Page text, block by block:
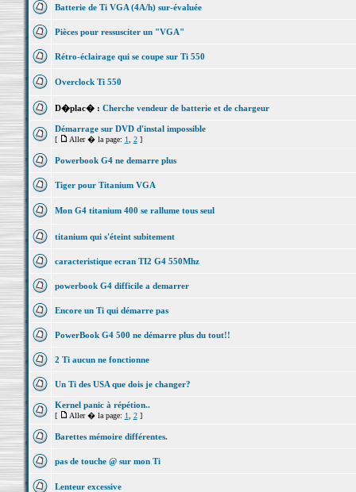
Batterie de Ti VGA (4A/h) sur-évaluée
Pièces pour ressusciter un "VGA"
Rétro-éclairage qui se coupe sur Ti 550
Overclock Ti 550
D�plac� : Cherche vendeur de batterie et de chargeur
Démarrage sur DVD d'instal impossible
[ Aller � la page: 1 2]
Powerbook G4 ne demarre plus
Tiger pour Titanium VGA
Mon G4 titanium 400 se rallume tous seul
titanium qui s'éteint subitement
caracteristique ecran TI2 G4 550Mhz
powerbook G4 difficile a demarrer
Encore un Ti qui démarre pas
PowerBook G4 500 ne démarre plus du tout!!
2 Ti aucun ne fonctionne
Un Ti des USA que dois je changer?
Kernel panic à répétion..
[ Aller � la page: 1 2]
Barettes mémoire différentes.
pas de touche @ sur mon Ti
Lenteur excessive